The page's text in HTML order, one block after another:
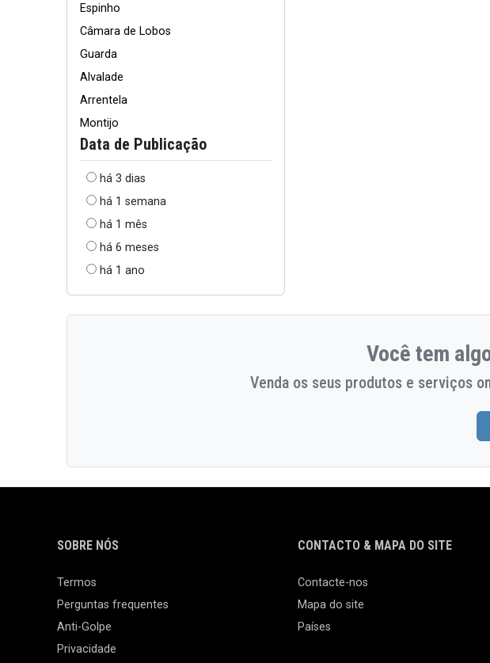
Espinho
Câmara de Lobos
Guarda
Alvalade
Arrentela
Montijo
Data de Publicação
há 3 dias
há 1 semana
há 1 mês
há 6 meses
há 1 ano
Você tem
Venda os seus produtos e serviços
SOBRE NÓS
Termos
Perguntas frequentes
Anti-Golpe
Privacidade
CONTACTO & MAPA DO SITE
Contacte-nos
Mapa do site
Países